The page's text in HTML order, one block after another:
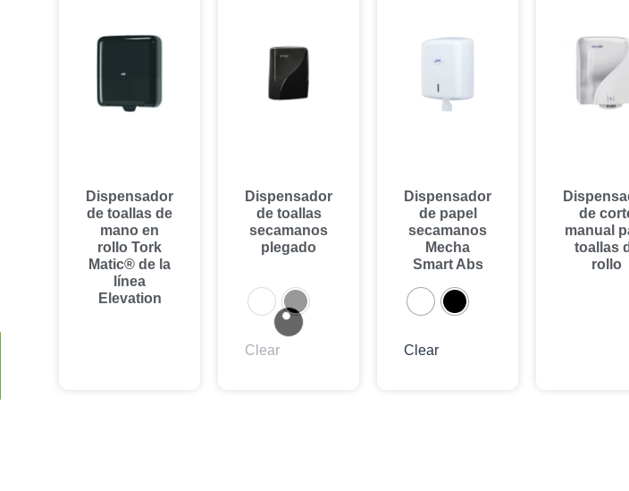
Dispensador
de toallas de
mano en
rollo Tork
Matic® de la
línea
Elevation
Dispensador
de toallas
secamanos
plegado
Clear
Dispensador
de papel
secamanos
Mecha
Smart Abs
Clear
de
manual
toallas
rollo